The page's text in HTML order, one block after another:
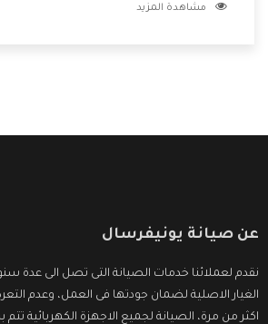
الشركة بها والتى تكون منها خدمة الصيانة
مشاهدة المزيد
عن صيانة يونيفرسال
نقدم لعملائنا خدمات الصيانة التى تصل الى عدة
الغيار الاصلية لضمان جودتها فى العمل، وعدم
اكثر من مرة، الصيانة لجميع الاجهزة الكهربائية